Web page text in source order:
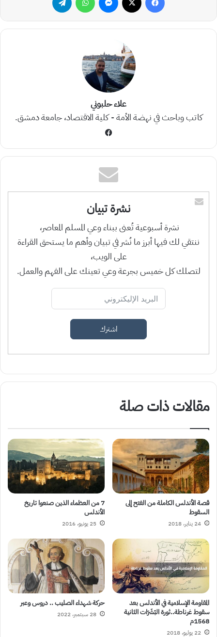
علاء حلبوني
كاتب وباحث في نهضة الأمة - كلية الاقتصاد، جامعة دمشق.
نشرة تبيان
نشرة أسبوعية تُعنى ببناء وعي المسلم المعاصر،
ننتقي لك فيها أبرز ما نُشر في تبيان وأهم ما يستحق القراءة
على الويب،
لتصلك كل خميس بجرعة وعي تعينك على الفهم والعمل.
اشترك
مقالات ذات صلة
قصة الأندلس الكاملة من الفتح إلى
السقوط
24 يناير، 2018
7 من العظماء الذين صنعوا تاريخ
الأندلس
25 يونيو، 2016
المقاومة الإسلامية في الأندلس بعد
سقوط غرناطة..ثورة البَشَرَات الثانية
1568م
22 يوليو، 2018
حركة شهداء الصليب .. دروس وعبر
28 سبتمبر، 2022